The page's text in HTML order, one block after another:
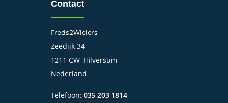
Contact
Freds2Wielers
Zeedijk 34
1211 CW Hilversum
Nederland
Telefoon:035 203 1814